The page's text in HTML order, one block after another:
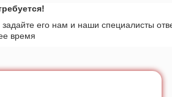
его нам и наши специалисты
время